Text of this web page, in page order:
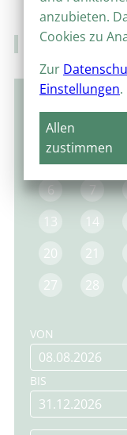
MO
6
7
13
14
20
21
27
28
VON
BIS
anzubieten.
Cookies zu
Zur
Einstellungen.
Allen
zustimmen